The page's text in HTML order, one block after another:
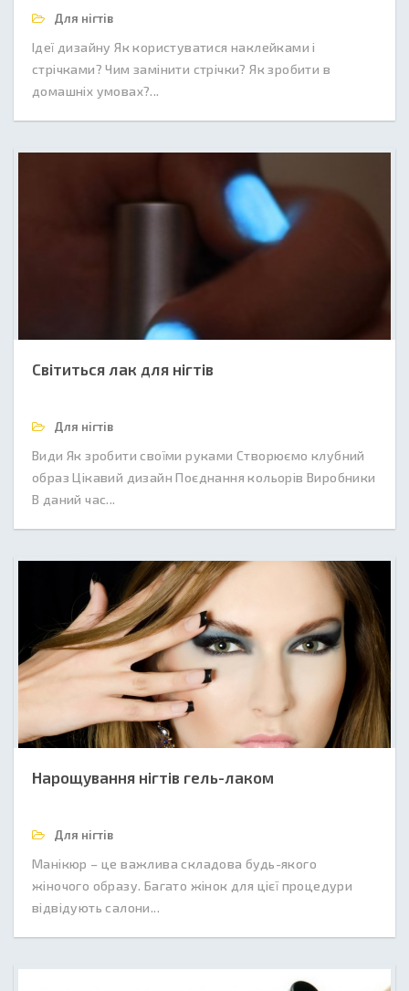
Для нігтів
Ідеї дизайну Як користуватися наклейками і
стрічками? Чим замінити стрічки? Як зробити в
домашніх умовах?...
Світиться лак для нігтів
Для нігтів
Види Як зробити своїми руками Створюємо клубний
образ Цікавий дизайн Поєднання кольорів Виробники
В даний час...
Нарощування нігтів гель-лаком
Для нігтів
Манікюр – це важлива складова будь-якого
жіночого образу. Багато жінок для цієї процедури
відвідують салони...